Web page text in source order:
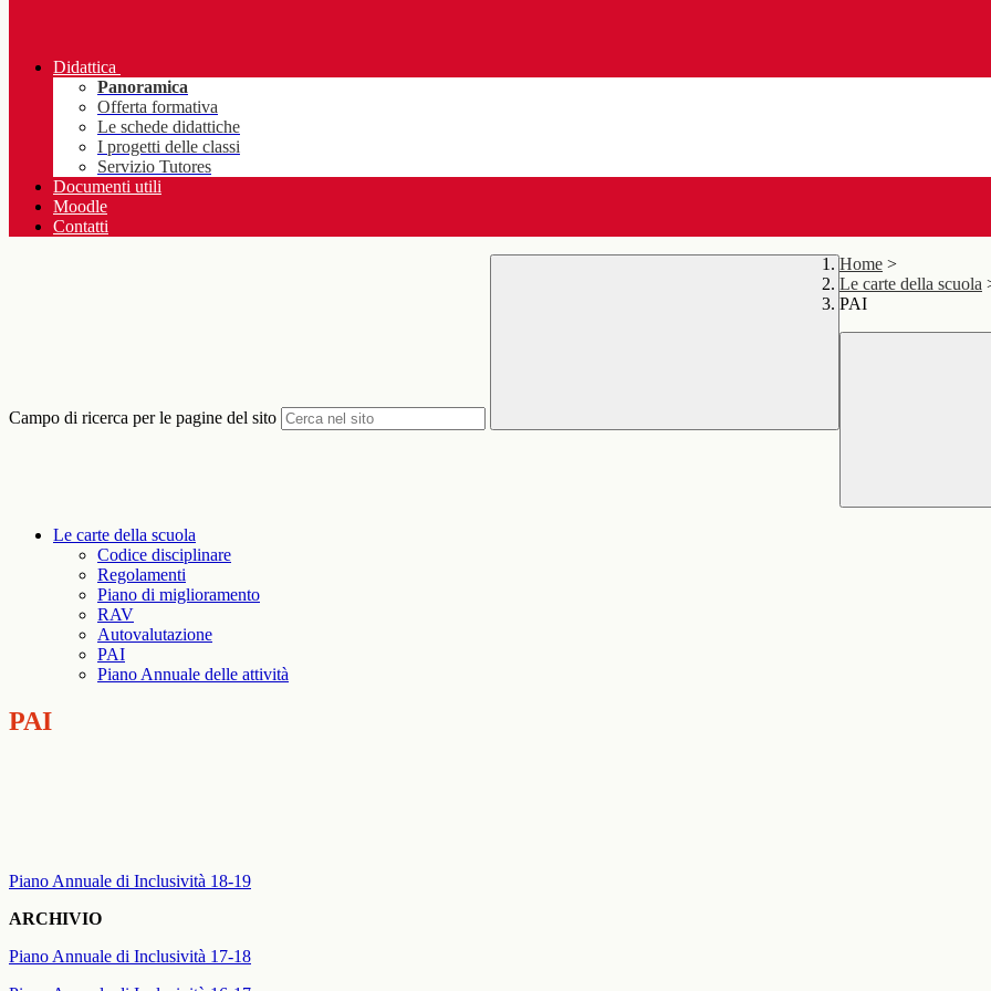
Didattica
Panoramica
Offerta formativa
Le schede didattiche
I progetti delle classi
Servizio Tutores
Documenti utili
Moodle
Contatti
Campo di ricerca per le pagine del sito
Home >
Le carte della scuola
PAI
Le carte della scuola
Codice disciplinare
Regolamenti
Piano di miglioramento
RAV
Autovalutazione
PAI
Piano Annuale delle attività
PAI
Piano Annuale di Inclusività 18-19
ARCHIVIO
Piano Annuale di Inclusività 17-18